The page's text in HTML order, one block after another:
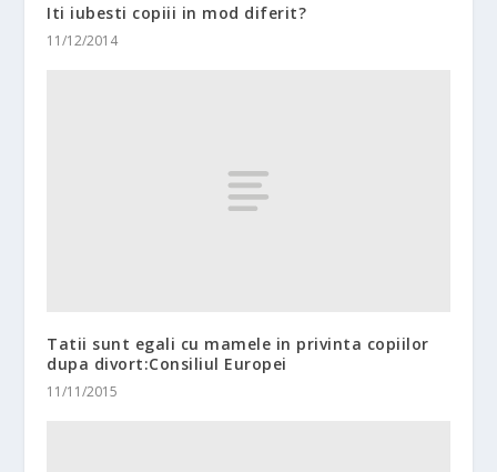
Iti iubesti copiii in mod diferit?
11/12/2014
Tatii sunt egali cu mamele in privinta copiilor
dupa divort:Consiliul Europei
11/11/2015